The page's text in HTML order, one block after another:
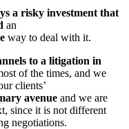
a risky investment that
an
way to deal with it.
to a litigation in
of the times, and we
clients’
avenue and we are
since it is not different
negotiations.